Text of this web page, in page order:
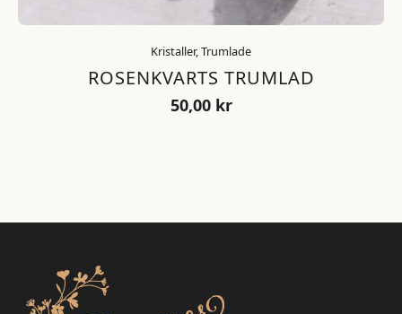
Kristaller, Trumlade
ROSENKVARTS TRUMLAD
50,00 kr